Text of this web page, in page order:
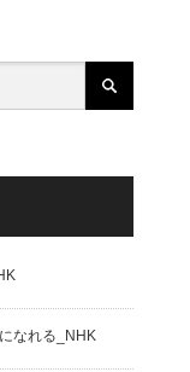
なれる_NHK